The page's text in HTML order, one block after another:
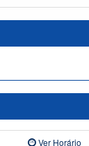
Ver Horário